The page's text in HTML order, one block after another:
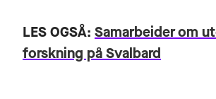
LES OGSÅ: Samarbeider om
forskning på Svalbard